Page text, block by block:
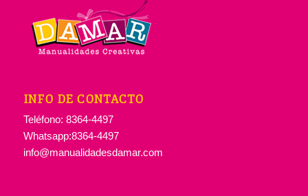
INFO DE CONTACTO
Teléfono: 8364-4497
Whatsapp:8364-4497
info@manualidadesdamar.com